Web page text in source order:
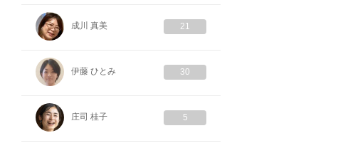
成川 真美 21
伊藤 ひとみ 30
庄司 桂子 5